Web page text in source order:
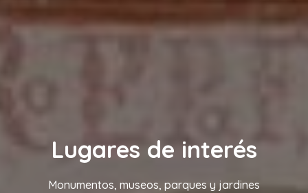
Lugares de interés
Monumentos, museos, parques y jardines